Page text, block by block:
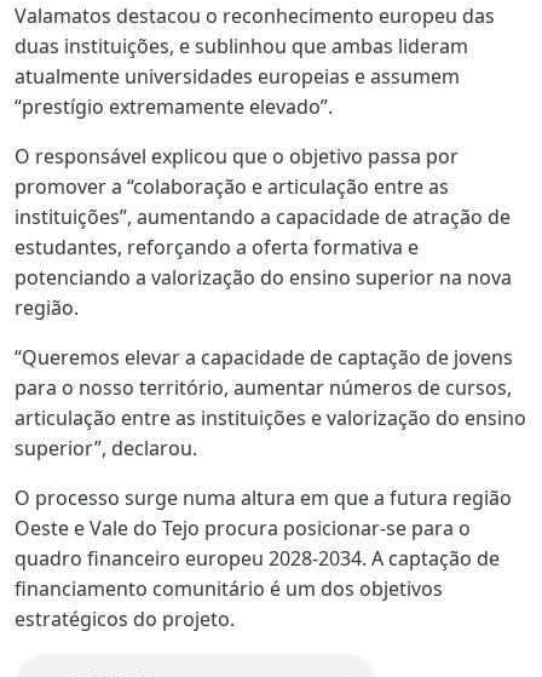
Valamatos destacou o reconhecimento europeu das
duas instituições, e sublinhou que ambas lideram
atualmente universidades europeias e assumem
“prestígio extremamente elevado”.
O responsável explicou que o objetivo passa por
promover a “colaboração e articulação entre as
instituições”, aumentando a capacidade de atração de
estudantes, reforçando a oferta formativa e
potenciando a valorização do ensino superior na nova
região.
“Queremos elevar a capacidade de captação de jovens
para o nosso território, aumentar números de cursos,
articulação entre as instituições e valorização do ensino
superior”, declarou.
O processo surge numa altura em que a futura região
Oeste e Vale do Tejo procura posicionar-se para o
quadro financeiro europeu 2028-2034. A captação de
financiamento comunitário é um dos objetivos
estratégicos do projeto.